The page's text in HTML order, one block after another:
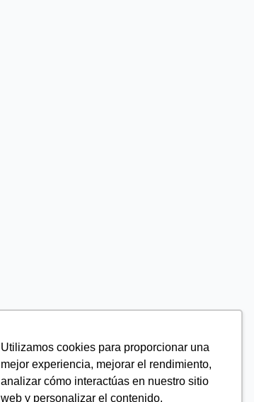
Utilizamos cookies para proporcionar una
mejor experiencia, mejorar el rendimiento,
analizar cómo interactúas en nuestro sitio
web y personalizar el contenido.